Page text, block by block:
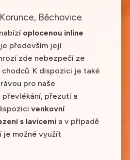
Běchovice
oplocenou inline
především její
zde nebezpečí ze
K dispozici je také
pro naše
převlékání, přezutí a
venkovní
s lavicemia v případě
je možné využít